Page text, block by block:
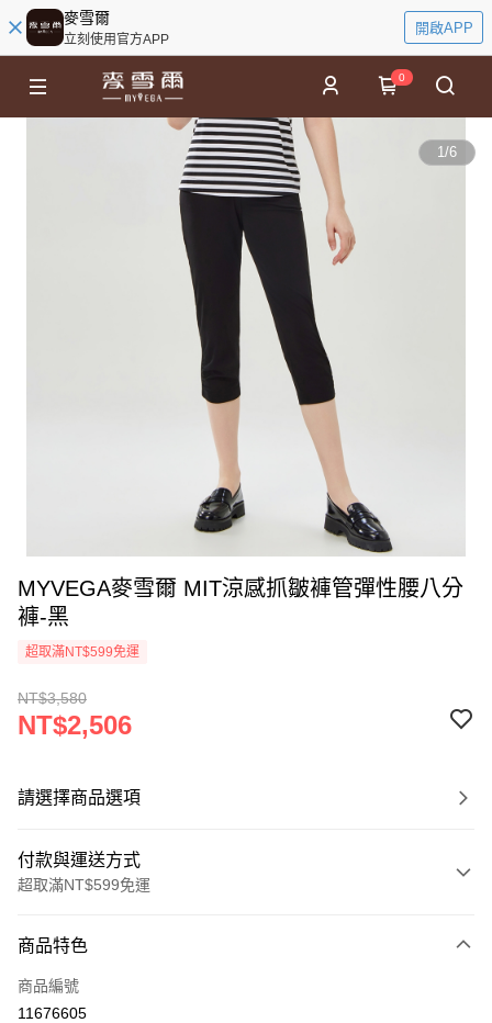
麥雪爾
立刻使用官方APP
開啟APP
0
1/6
MYVEGA麥雪爾 MIT涼感抓皺褲管彈性腰八分
褲-黑
超取滿NT$599免運
NT$3,580
NT$2,506
請選擇商品選項
付款與運送方式
超取滿NT$599免運
信用卡一次付款
信用卡分期付款
商品特色
商品編號
11676605